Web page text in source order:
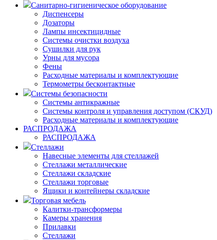
Санитарно-гигиеническое оборудование
Диспенсеры
Дозаторы
Лампы инсектицидные
Системы очистки воздуха
Сушилки для рук
Урны для мусора
Фены
Расходные материалы и комплектующие
Термометры бесконтактные
Системы безопасности
Системы антикражные
Системы контроля и управления доступом (СКУД)
Расходные материалы и комплектующие
РАСПРОДАЖА
РАСПРОДАЖА
Стеллажи
Навесные элементы для стеллажей
Стеллажи металлические
Стеллажи складские
Стеллажи торговые
Ящики и контейнеры складские
Торговая мебель
Калитки-трансформеры
Камеры хранения
Прилавки
Стеллажи